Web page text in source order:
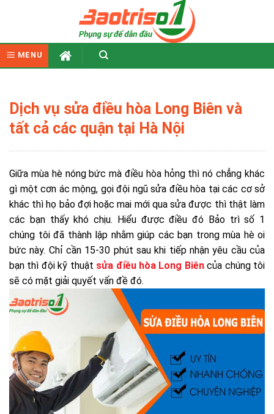
MENU
Dịch vụ sửa điều hòa Long Biên và
tất cả các quận tại Hà Nội
Giữa mùa hè nóng bức mà điều hòa hỏng thì nó chẳng khác
gì một cơn ác mộng, gọi đội ngũ sửa điều hòa tại các cơ sở
khác thì họ bảo đợi hoặc mai mới qua sửa được thì thật làm
các bạn thấy khó chịu. Hiểu được điều đó Bảo trì số 1
chúng tôi đã thành lập nhằm giúp các bạn trong mùa hè oi
bức này. Chỉ cần 15-30 phút sau khi tiếp nhận yêu cầu của
bạn thì đội kỹ thuật sửa điều hòa Long Biêncủa chúng tôi
sẽ có mặt giải quyết vấn đề đó.